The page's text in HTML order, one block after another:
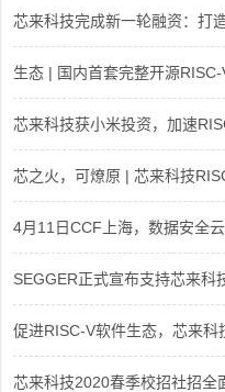
芯来科技完成新一轮融资：打
生态 | 国内首套完整开源
芯来科技获小米投资，加速
芯之火，可燎原 | 芯来科技
4月11日CCF上海，数据安全
SEGGER正式宣布支持芯来科
促进RISC-V软件生态，芯来
芯来科技2020春季校招社招全